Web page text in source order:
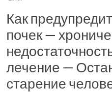
Как
почек —
лечение —
старение